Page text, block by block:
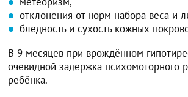
отклонения от норм набора веса и
бледность и сухость кожных
В 9 месяцев при врождённом
очевидной задержка психомоторного
ребёнка.